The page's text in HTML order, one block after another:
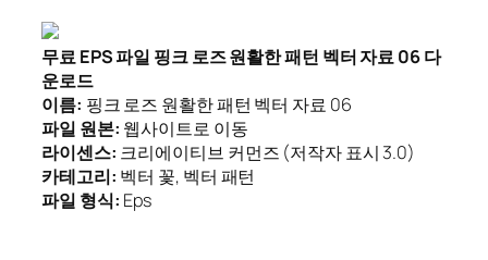
무료 EPS 파일 핑크 로즈 원활한 패턴 벡터 자료 06 다
운로드
이름: 핑크 로즈 원활한 패턴 벡터 자료 06
파일 원본: 웹사이트로 이동
라이센스: 크리에이티브 커먼즈 (저작자 표시 3.0)
카테고리: 벡터 꽃, 벡터 패턴
파일 형식: Eps